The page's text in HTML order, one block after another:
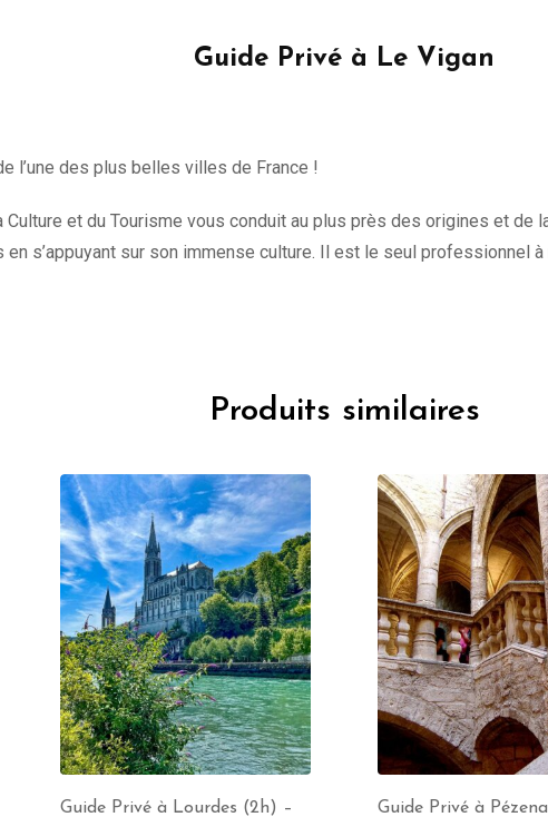
Guide Privé à Le Vigan
l’une des plus belles villes de France !
et du Tourisme vous conduit au plus près des origines et de
s’appuyant sur son immense culture. Il est le seul professionnel
Produits similaires
Guide Privé à Lourdes (2h) –
Guide Privé à